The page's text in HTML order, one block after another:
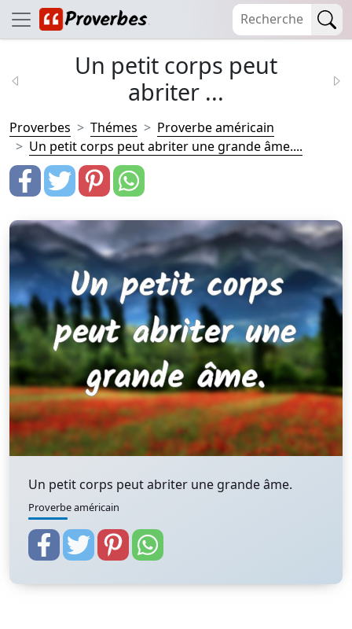
Un petit corps peut
abriter ...
Proverbes Thémes
Proverbe américain
Un petit corps peut abriter une grande âme....
Un petit corps peut abriter une grande âme.
Proverbe américain